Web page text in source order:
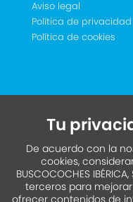
Aviso legal
Política de privacidad
Política de cookies
Tu
De acuerdo con la
cookies,
BUSCOCOCHES
terceros para
ofrecer contenidos de